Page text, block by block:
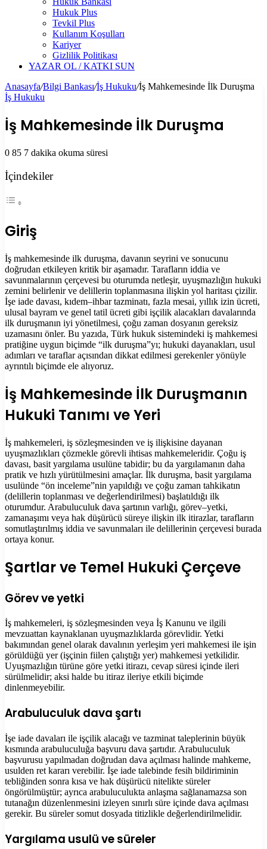
Hukuk Plus
Tevkil Plus
Kullanım Koşulları
Kariyer
Gizlilik Politikası
YAZAR OL / KATKI SUN
Anasayfa/Bilgi Bankası/İş Hukuku/İş Mahkemesinde İlk Duruşma
İş Hukuku
İş Mahkemesinde İlk Duruşma
0 85 7 dakika okuma süresi
İçindekiler
Giriş
İş mahkemesinde ilk duruşma, davanın seyrini ve sonucunu
doğrudan etkileyen kritik bir aşamadır. Tarafların iddia ve
savunmalarının çerçevesi bu oturumda netleşir, uyuşmazlığın hukuki
zemini belirlenir ve delillerin toplanmasına ilişkin yol haritası çizilir.
İşe iade davası, kıdem–ihbar tazminatı, fazla mesai, yıllık izin ücreti,
ulusal bayram ve genel tatil ücreti gibi işçilik alacakları davalarında
ilk duruşmanın iyi yönetilmesi, çoğu zaman dosyanın gereksiz
uzamasını önler. Bu yazıda, Türk hukuk sistemindeki iş mahkemesi
pratiğine uygun biçimde “ilk duruşma”yı; hukuki dayanakları, usul
adımları ve taraflar açısından dikkat edilmesi gerekenler yönüyle
ayrıntılı biçimde ele alıyoruz.
İş Mahkemesinde İlk Duruşmanın
Hukuki Tanımı ve Yeri
İş mahkemeleri, iş sözleşmesinden ve iş ilişkisine dayanan
uyuşmazlıkları çözmekle görevli ihtisas mahkemeleridir. Çoğu iş
davası, basit yargılama usulüne tabidir; bu da yargılamanın daha
pratik ve hızlı yürütülmesini amaçlar. İlk duruşma, basit yargılama
usulünde “ön inceleme”nin yapıldığı ve çoğu zaman tahkikatın
(delillerin toplanması ve değerlendirilmesi) başlatıldığı ilk
oturumdur. Arabuluculuk dava şartının varlığı, görev–yetki,
zamanaşımı veya hak düşürücü süreye ilişkin ilk itirazlar, tarafların
somutlaştırılmış iddia ve savunmaları ile delillerinin çerçevesi burada
ortaya konur.
Şartlar ve Temel Hukuki Çerçeve
Görev ve yetki
İş mahkemeleri, iş sözleşmesinden veya İş Kanunu ve ilgili
mevzuattan kaynaklanan uyuşmazlıklarda görevlidir. Yetki
bakımından genel olarak davalının yerleşim yeri mahkemesi ile işin
görüldüğü yer (işçinin fiilen çalıştığı yer) mahkemesi yetkilidir.
Uyuşmazlığın türüne göre yetki itirazı, cevap süresi içinde ileri
sürülmelidir; aksi halde bu itiraz ileriye etkili biçimde
dinlenmeyebilir.
Arabuluculuk dava şartı
İşe iade davaları ile işçilik alacağı ve tazminat taleplerinin büyük
kısmında arabuluculuğa başvuru dava şartıdır. Arabuluculuk
başvurusu yapılmadan doğrudan dava açılması halinde mahkeme,
usulden ret kararı verebilir. İşe iade talebinde fesih bildiriminin
tebliğinden sonra kısa ve hak düşürücü nitelikte süreler
öngörülmüştür; ayrıca arabuluculukta anlaşma sağlanamazsa son
tutanağın düzenlenmesini izleyen sınırlı süre içinde dava açılması
gerekir. Bu süreler somut dosyada titizlikle değerlendirilmelidir.
Yargılama usulü ve süreler